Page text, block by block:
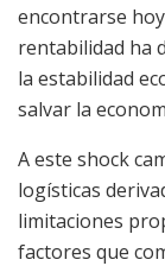
encontrarse
rentabilidad ha
la estabilidad
salvar la
A este shock
logísticas
limitaciones
factores que